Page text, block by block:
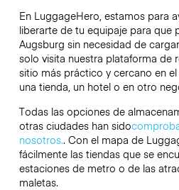
En LuggageHero, estamos para
liberarte de tu equipaje para que
Augsburg sin necesidad de
solo visita nuestra plataforma de
sitio más práctico y cercano en
una tienda, un hotel o en otro
Todas las opciones de
otras ciudades han sido
nosotros.. Con el mapa de
fácilmente las tiendas que se
estaciones de metro o de las
maletas.